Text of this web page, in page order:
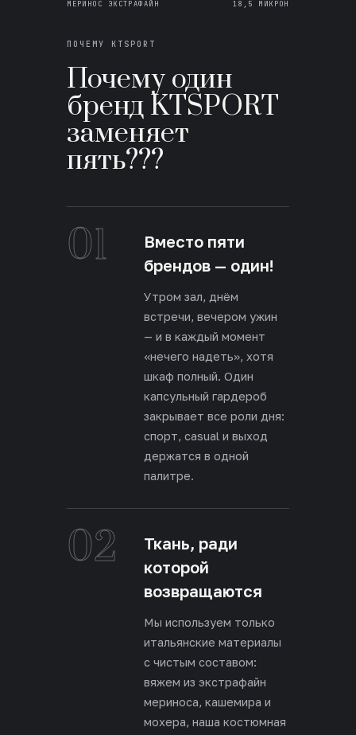
МЕРИНОС ЭКСТРАФАЙН 18,5 МИКРОН
ПОЧЕМУ KTSPORT
Почему один
бренд KTSPORT
заменяет
пять???
01
Вместо пяти
брендов — один!
Утром зал, днём
встречи, вечером ужин
— и в каждый момент
«нечего надеть», хотя
шкаф полный. Один
капсульный гардероб
закрывает все роли дня:
спорт, casual и выход
держатся в одной
палитре.
02
Ткань, ради
которой
возвращаются
Мы используем только
итальянские материалы
с чистым составом:
вяжем из экстрафайн
мериноса, кашемира и
мохера, наша костюмная